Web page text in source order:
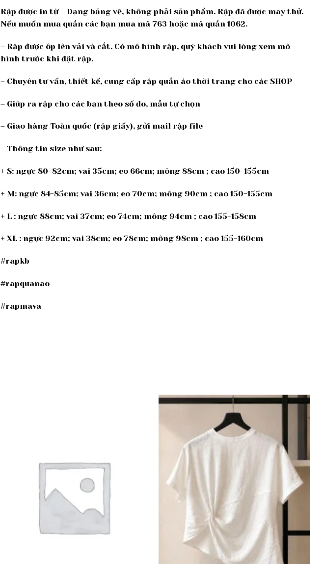
Rập được in từ – Dạng bảng vẽ, không phải sản phẩm. Rập đã được may thử.
Nếu muốn mua quần các bạn mua mã 763 hoặc mã quần 1062.
– Rập được ôp lên vải và cắt. Có mô hình rập, quý khách vui lòng xem mô
hình trước khi đặt rập.
– Chuyên tư vấn, thiết kế, cung cấp rập quần áo thời trang cho các SHOP
– Giúp ra rập cho các bạn theo số đo, mẫu tự chọn
– Giao hàng Toàn quốc (rập giấy), gửi mail rập file
– Thông tin size như sau:
+ S: ngực 80-82cm; vai 35cm; eo 66cm; mông 88cm ; cao 150-155cm
+ M: ngực 84-85cm; vai 36cm; eo 70cm; mông 90cm ; cao 150-155cm
+ L : ngực 88cm; vai 37cm; eo 74cm; mông 94cm ; cao 155-158cm
+ XL : ngực 92cm; vai 38cm; eo 78cm; mông 98cm ; cao 155-160cm
#rapkb
#rapquanao
#rapmava